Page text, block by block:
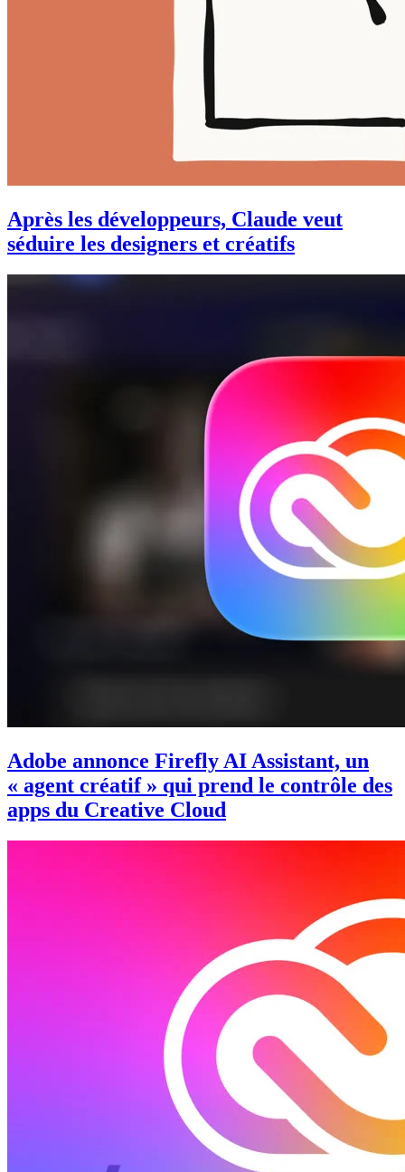
Après les développeurs, Claude veut
séduire les designers et créatifs
Adobe annonce Firefly AI Assistant, un
« agent créatif » qui prend le contrôle des
apps du Creative Cloud